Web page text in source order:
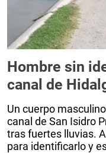
Hombre sin
canal de
Un cuerpo
canal de San Isidro
tras fuertes lluvias.
para identificarlo y